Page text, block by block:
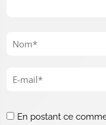
En postant ce